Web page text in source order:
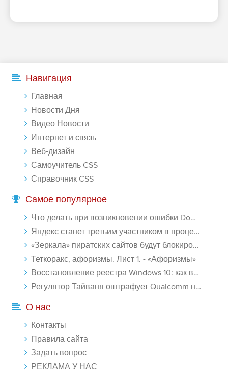
Навигация
Главная
Новости Дня
Видео Новости
Интернет и связь
Веб-дизайн
Самоучитель CSS
Справочник CSS
Самое популярное
Что делать при возникновении ошибки Download interrupted в Chrome - «Windows»
Яндекс станет третьим участником в процессе ФАС против Google - «Интернет»
«Зеркала» пиратских сайтов будут блокироваться! - «Интернет»
Теткоракс, афоризмы. Лист 1. - «Афоризмы»
Восстановление реестра Windows 10: как восстановить реестр Виндовс 10 - «Windows»
Регулятор Тайваня оштрафует Qualcomm на $774 млн - «Новости сети»
О нас
Контакты
Правила сайта
Задать вопрос
РЕКЛАМА У НАС